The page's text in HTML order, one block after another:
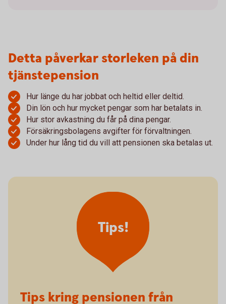
Detta påverkar storleken på din
tjänstepension
Hur länge du har jobbat och heltid eller deltid.
Din lön och hur mycket pengar som har betalats in.
Hur stor avkastning du får på dina pengar.
Försäkringsbolagens avgifter för förvaltningen.
Under hur lång tid du vill att pensionen ska betalas ut.
Tips!
Tips kring pensionen från